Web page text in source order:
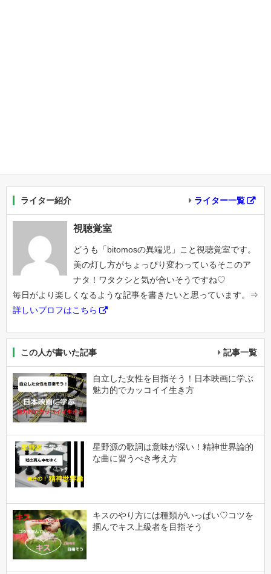
ライター紹介 ライター一覧
視聴覚室
どうも「bitomosの異端児」こと視聴覚室です。
美の灯し方がちょっぴり変わっているそこのア
ナタ！ワタクシと気が合いそうですね♡
毎日がより楽しくなるような記事を書きたいと思っています。⇒
詳しいプロフはこちら
この人が書いた記事 記事一覧
自立した女性を目指そう！日本映画に学ぶ
魅力的でカッコイイ生き方
星野源の歌詞は意味が深い！精神世界論的
な曲に習うべき考え方
キスのやり方には種類がいっぱい♡コツを
掴んでキス上級者を目指そう